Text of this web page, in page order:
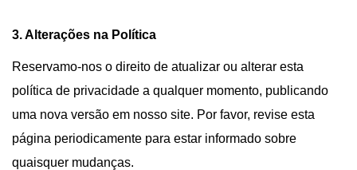
3. Alterações na Política
Reservamo-nos o direito de atualizar ou alterar esta
política de privacidade a qualquer momento, publicando
uma nova versão em nosso site. Por favor, revise esta
página periodicamente para estar informado sobre
quaisquer mudanças.